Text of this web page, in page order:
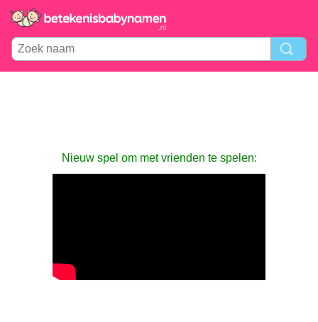
Nieuw spel om met vrienden te spelen: